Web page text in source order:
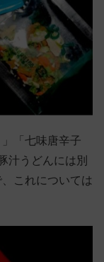
「七味唐辛子
汁うどんには別
これについては